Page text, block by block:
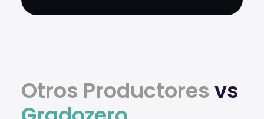
Otros Productores vs